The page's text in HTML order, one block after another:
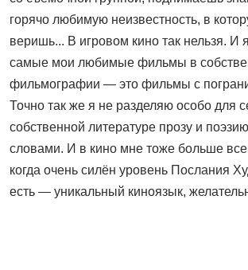
горячо любимую неизвестность, в
веришь... В игровом кино так нельзя. И
самые мои любимые фильмы в
фильмографии — это фильмы с
Точно так же я не разделяю особо для
собственной литературе прозу и
словами. И в кино мне тоже больше
когда очень силён уровень Послания
есть — уникальный киноязык,